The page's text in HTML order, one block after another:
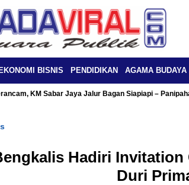
EKONOMI BISNIS PENDIDIKAN AGAMA BUDAYA
KM Sabar Jaya Jalur Bagan Siapiapi –
Hadiri
Duri